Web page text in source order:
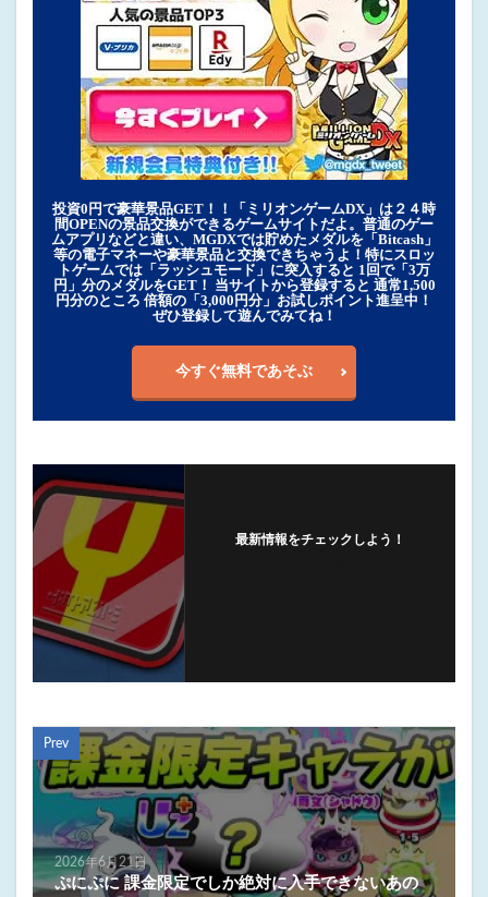
投資0円で豪華景品GET！！「ミリオンゲームDX」は２４時
間OPENの景品交換ができるゲームサイトだよ。普通のゲー
ムアプリなどと違い、MGDXでは貯めたメダルを「Bitcash」
等の電子マネーや豪華景品と交換できちゃうよ！特にスロッ
トゲームでは「ラッシュモード」に突入すると 1回で「3万
円」分のメダルをGET！ 当サイトから登録すると 通常1,500
円分のところ 倍額の「3,000円分」お試しポイント進呈中！
ぜひ登録して遊んでみてね！
今すぐ無料であそぶ
最新情報をチェックしよう！
Prev
2026年6月21日
ぷにぷに 課金限定でしか絶対に入手できないあの